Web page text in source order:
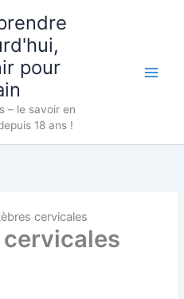
pour
– le savoir en
18 ans !
cervicales